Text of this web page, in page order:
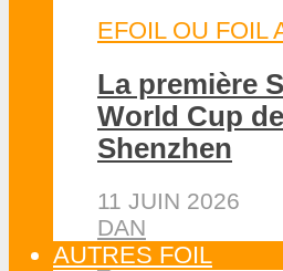
EFOIL OU FOIL
La première
World Cup
Shenzhen
11 JUIN 2026
DAN
AUTRES FOIL